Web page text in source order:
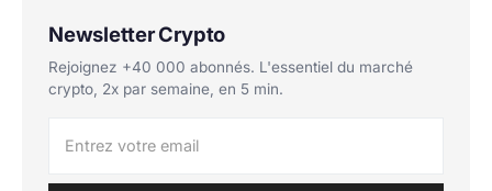
Newsletter Crypto
Rejoignez +40 000 abonnés. L'essentiel du marché
crypto, 2x par semaine, en 5 min.